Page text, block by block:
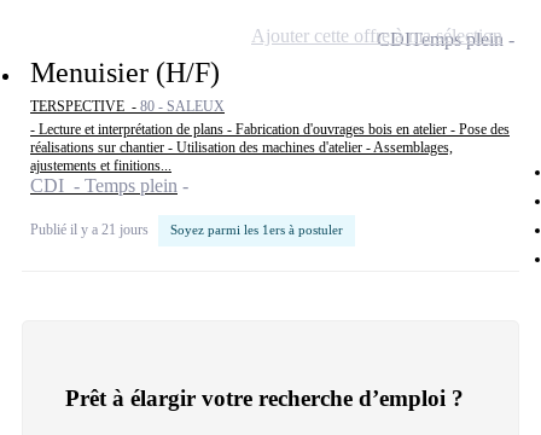
Menuisier (H/F)
TERSPECTIVE - 80 - SALEUX
- Lecture et interprétation de plans - Fabrication d'ouvrages bois en atelier - Pose des
réalisations sur chantier - Utilisation des machines d'atelier - Assemblages,
ajustements et finitions...
CDI - Temps plein
Publié il y a 21 jours Soyez parmi les 1ers à postuler
CDITemps plein
Ajouter cette offre à ma sélection
Prêt à élargir votre recherche d’emploi ?